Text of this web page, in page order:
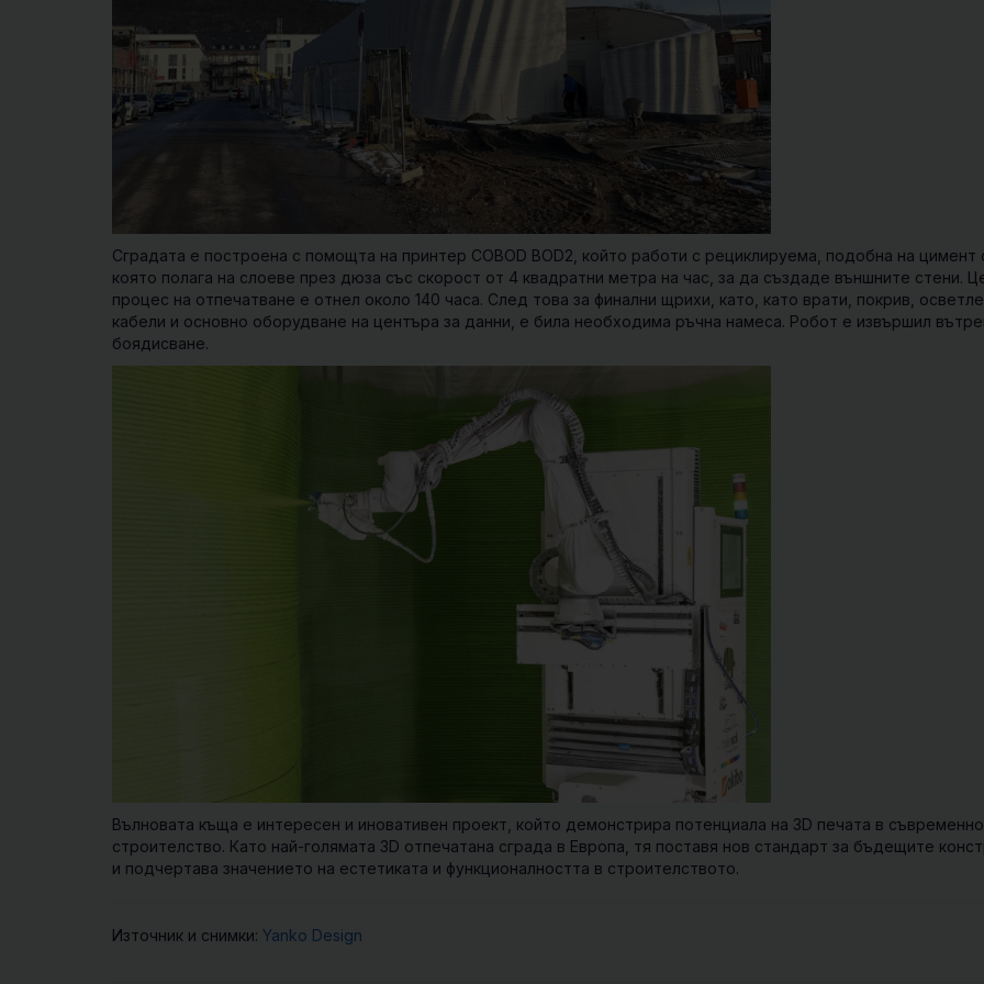
Сградата е построена с помощта на принтер COBOD BOD2, който работи с рециклируема, подобна на цимент
която полага на слоеве през дюза със скорост от 4 квадратни метра на час, за да създаде външните стени.
процес на отпечатване е отнел около 140 часа. След това за финални щрихи, като, като врати, покрив,
кабели и основно оборудване на центъра за данни, е била необходима ръчна намеса. Робот е извършил
боядисване.
Вълновата къща е интересен и иновативен проект, който демонстрира потенциала на 3D печата в
строителство. Като най-голямата 3D отпечатана сграда в Европа, тя поставя нов стандарт за бъдещите
и подчертава значението на естетиката и функционалността в строителството.
Източник и снимки: Yanko Design